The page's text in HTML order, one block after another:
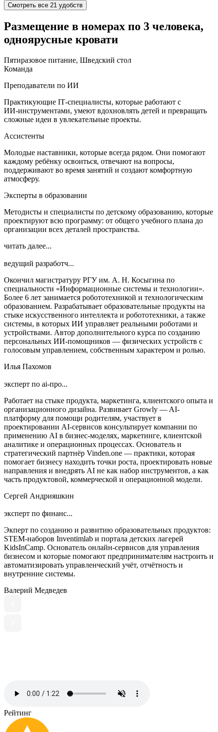
Смотреть все 21 удобств
Размещение в номерах по 3 человека,
одноярусные кровати
Пятиразовое питание, Шведский стол
Команда
Преподаватели по ИИ
Практикующие IT‑специалисты, которые работают с
ИИ‑инструментами, умеют вдохновлять детей и превращать
сложные идеи в увлекательные проекты.
Ассистенты
Молодые наставники, которые всегда рядом. Они помогают
каждому ребёнку освоиться, отвечают на вопросы,
поддерживают во время занятий и создают комфортную
атмосферу.
Эксперты в образовании
Методисты и специалисты по детскому образованию, которые
проектируют всю программу: от общего учебного плана до
организации всех деталей пространства.
читать далее...
ведущий разработч...
Окончил магистратуру РГУ им. А. Н. Косыгина по
специальности «Информационные системы и технологии».
Более 6 лет занимается робототехникой и технологическим
образованием. Разрабатывает образовательные продукты на
стыке искусственного интеллекта и робототехники, а также
системы, в которых ИИ управляет реальными роботами и
устройствами. Автор дополнительного курса по созданию
персональных ИИ‑помощников — физических устройств с
голосовым управлением, собственным характером и ролью.
Илья Пахомов
эксперт по ai‑про...
Работает на стыке продукта, маркетинга, клиентского опыта и
организационного дизайна. Развивает Growly — AI-
платформу для помощи родителям, участвует в
проектировании AI-сервисов консультирует компании по
применению AI в бизнес‑моделях, маркетинге, клиентской
аналитике и операционных процессах. Основатель и
стратегический партнёр Vinden.one — практики, которая
помогает бизнесу находить точки роста, проектировать новые
направления и внедрять AI не как набор инструментов, а как
часть продуктовой, коммерческой и операционной модели.
Сергей Андрияшкин
эксперт по финанс...
Экперт по созданию и развитию образовательных продуктов:
STEM-наборов Inventimlab и портала детских лагерей
KidsInCamp. Основатель онлайн-сервисов для управления
бизнесом и которые помогают предпринимателям настроить и
автоматизировать управленческий учёт, отчётность и
внутренние системы.
Валерий Медведев
Рейтинг